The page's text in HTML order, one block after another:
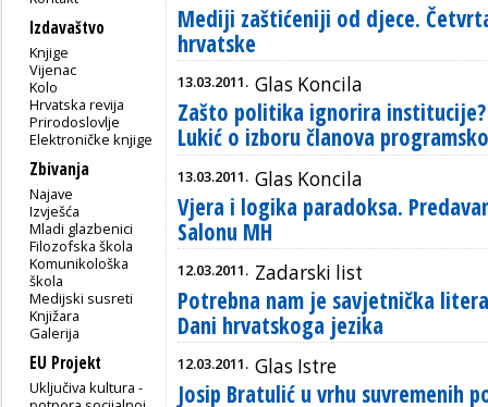
Izdavaštvo
Knjige
Vijenac
Kolo
Hrvatska revija
Prirodoslovlje
Elektroničke knjige
Zbivanja
Najave
Izvješća
Mladi glazbenici
Filozofska škola
Komunikološka
škola
Medijski susreti
Knjižara
Galerija
EU Projekt
Uključiva kultura -
Mediji zaštićeniji od djece.
hrvatske
13.03.2011. Glas Koncila
Zašto politika ignorira
Lukić o izboru članova
13.03.2011. Glas Koncila
Vjera i logika paradoksa.
Salonu MH
12.03.2011. Zadarski list
Potrebna nam je savjetnička
Dani hrvatskoga jezika
12.03.2011. Glas Istre
Josip Bratulić u vrhu suvremenih